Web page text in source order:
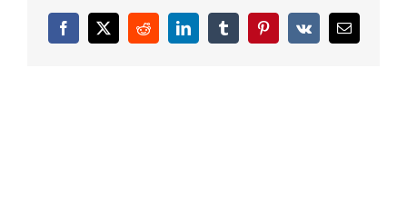
Facebook
X RedditLinkedInTumblrPinterest
Vk
Email